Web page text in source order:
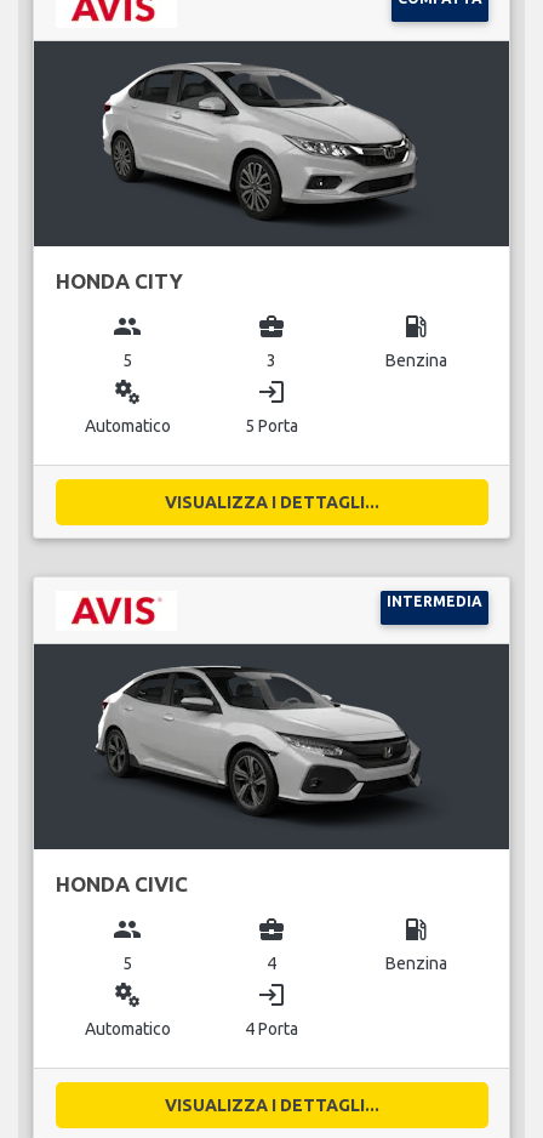
HONDA CITY
group
5
business_center
3
local_gas_station
Benzina
miscellaneous_services
Automatico
login
5 Porta
VISUALIZZA I DETTAGLI...
INTERMEDIA
HONDA CIVIC
group
5
business_center
4
local_gas_station
Benzina
miscellaneous_services
Automatico
login
4 Porta
VISUALIZZA I DETTAGLI...